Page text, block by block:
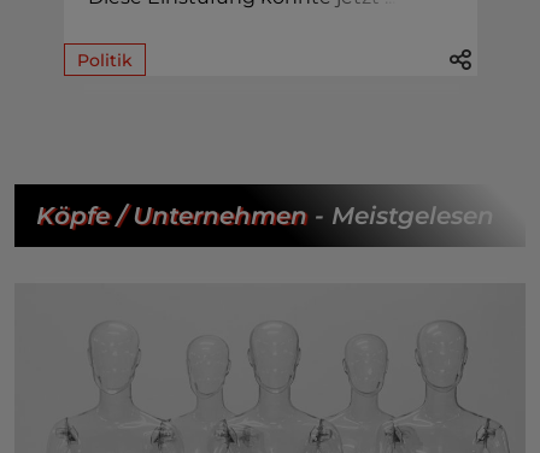
Politik
Köpfe / Unternehmen- Meistgelesen